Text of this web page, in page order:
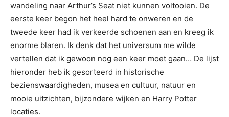
wandeling naar Arthur’s Seat niet kunnen voltooien. De
eerste keer begon het heel hard te onweren en de
tweede keer had ik verkeerde schoenen aan en kreeg ik
enorme blaren. Ik denk dat het universum me wilde
vertellen dat ik gewoon nog een keer moet gaan… De lijst
hieronder heb ik gesorteerd in historische
bezienswaardigheden, musea en cultuur, natuur en
mooie uitzichten, bijzondere wijken en Harry Potter
locaties.